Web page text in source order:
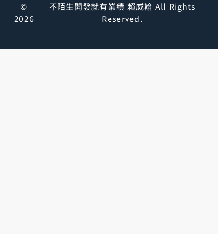
©
2026
不陌生開發就有業績 賴威翰 All Rights
Reserved.